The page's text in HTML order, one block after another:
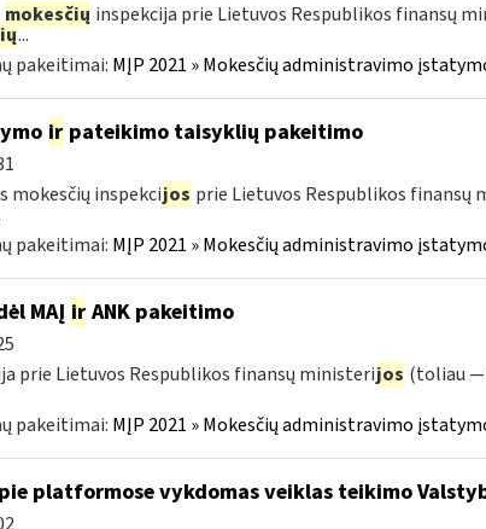
mokesčių inspekcija prie Lietuvos Respublikos finansų
...
pakeitimai: MĮP 2021 » Mokesčių administravimo
irpateikimo taisyklių pakeitimo
mokesčių inspekcijos prie Lietuvos Respublikos finansų
pakeitimai: MĮP 2021 » Mokesčių administravimo
MAĮ irANK pakeitimo
prie Lietuvos Respublikos finansų ministerijos (toliau —
pakeitimai: MĮP 2021 » Mokesčių administravimo
platformose vykdomas veiklas teikimo